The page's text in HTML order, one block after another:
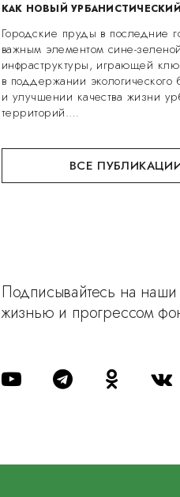
КАК НОВЫЙ
Городские пруды в последние
важным элементом сине-зеленой
инфраструктуры, играющей
в поддержании экологического
и улучшении качества жизни
территорий.…
ВСЕ
Подписывайтесь на наши
жизнью и прогрессом